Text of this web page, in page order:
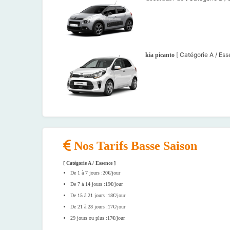
kia picanto [ Catégorie A /
Nos Tarifs Basse Saison
[ Catégorie A / Essence ]
De 1 à 7 jours :20€/jour
De 7 à 14 jours :19€/jour
De 15 à 21 jours :18€/jour
De 21 à 28 jours :17€/jour
29 jours ou plus :17€/jour